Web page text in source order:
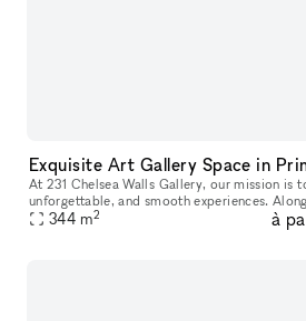
At 231 Chelsea Walls Gallery, our mission is
unforgettable, and smooth experiences.
we offer a dedicated team of professionals
344 m2 à